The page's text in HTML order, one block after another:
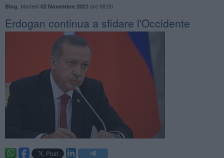
Blog Martedì 02 Novembre 2021 ore 08:00
Erdogan continua a sfidare l'Occidente